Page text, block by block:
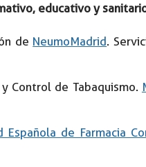
educativo y
de NeumoMadrid.
Control de Tabaquismo.
Española de Farmacia